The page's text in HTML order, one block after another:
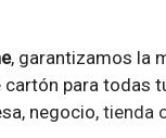
, garantizamos la
para todas
negocio, tienda